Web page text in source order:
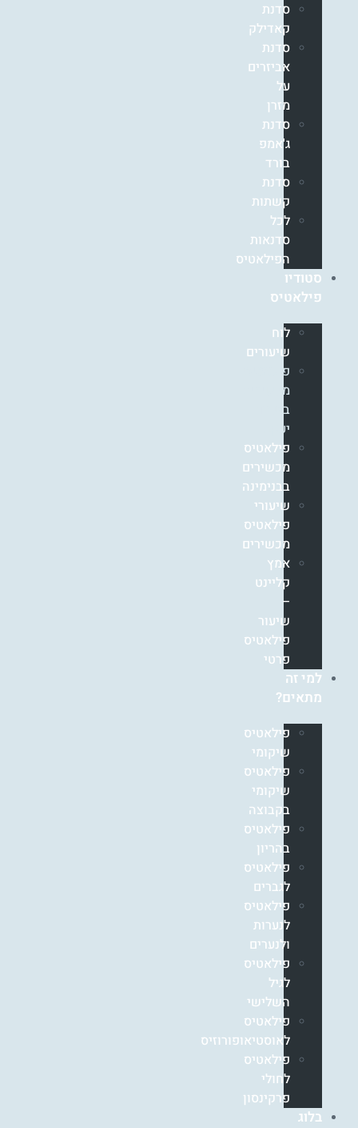
סדנת
קאדילק
סדנת
אביזרים
על
מזרן
סדנת
ג'אמפ
בורד
סדנת
קשתות
לכל
סדנאות
הפילאטיס
סטודיו
פילאטיס
לוח
שיעורים
פילאטיס
מכשירים
בזכרון
יעקב
פילאטיס
מכשירים
בבנימינה
שיעורי
פילאטיס
מכשירים
אמץ
קליינט
–
שיעור
פילאטיס
פרטי
למי זה
מתאים?
פילאטיס
שיקומי
פילאטיס
שיקומי
בקבוצה
פילאטיס
בהריון
פילאטיס
לגברים
פילאטיס
לנערות
ולנערים
פילאטיס
לגיל
השלישי
פילאטיס
לאוסטיאופורוזיס
פילאטיס
לחולי
פרקינסון
בלוג